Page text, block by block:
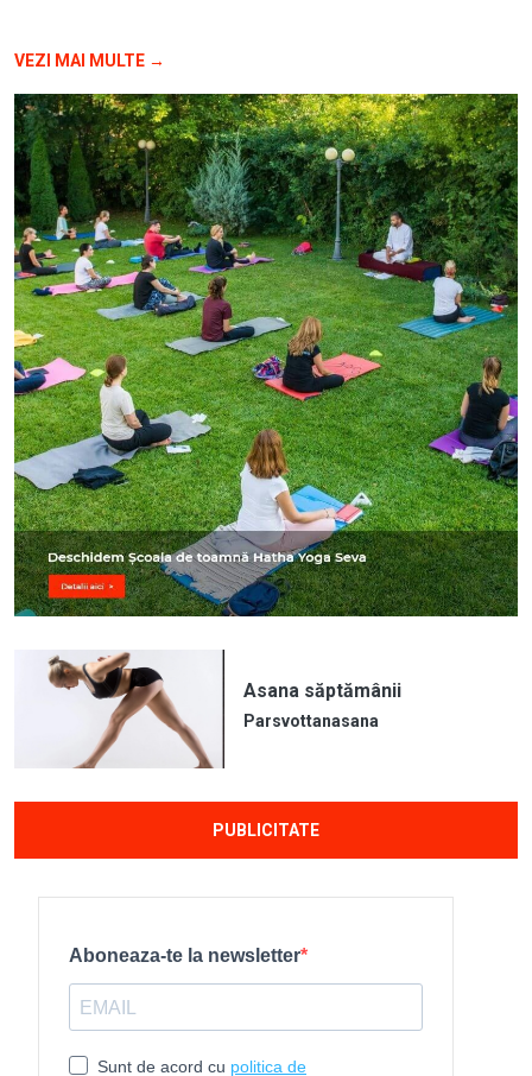
VEZI MAI MULTE →
Image
Asana săptămânii
Parsvottanasana
PUBLICITATE